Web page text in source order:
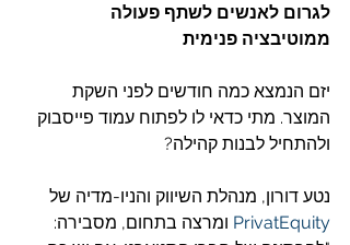
לגרום לאנשים לשתף פעולה
ממוטיבציה פנימית
יזם הנמצא כמה חודשים לפני השקת
המוצר. מתי כדאי לו לפתוח עמוד פייסבוק
ולהתחיל לבנות קהילה?
נטע דורון, מנהלת השיווק והניו-מדיה של
PrivatEquity ומרצה בתחום, מסבירה: